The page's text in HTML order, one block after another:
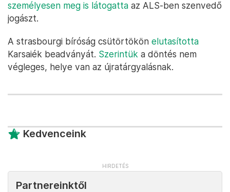
személyesen meg is látogatta az ALS-ben szenvedő
jogászt.
A strasbourgi bíróság csütörtökön elutasította
Karsaiék beadványát. Szerintük a döntés nem
végleges, helye van az újratárgyalásnak.
Kedvenceink
Partnereinktől